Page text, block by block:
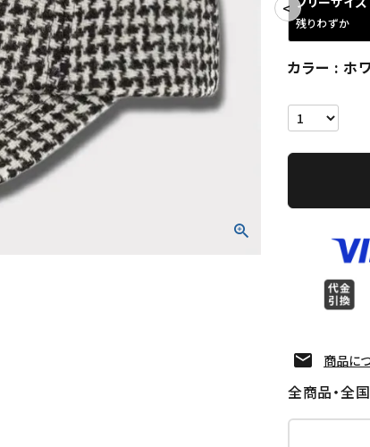
残りわずか
カラー ホ
商品に
全商品・全